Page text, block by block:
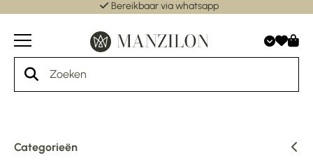
Bereikbaar via whatsapp
Categorieën